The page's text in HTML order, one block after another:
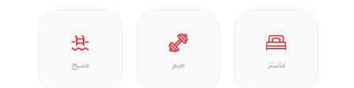
ماستر جيم مسبح